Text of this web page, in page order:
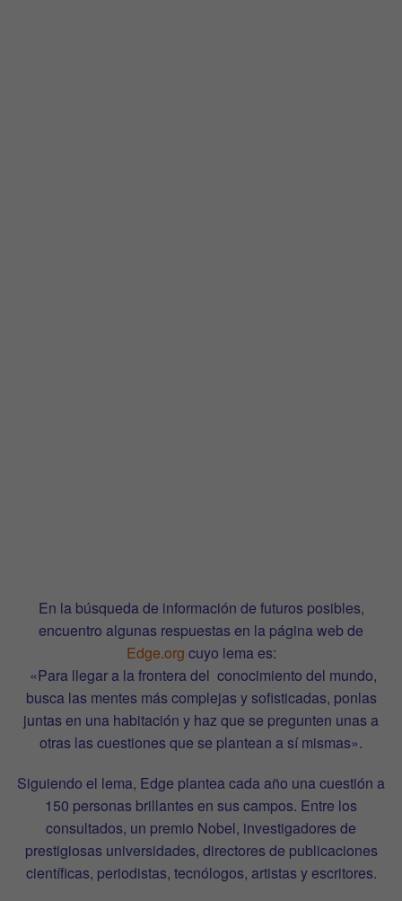
En la búsqueda de información de futuros posibles,
encuentro algunas respuestas en la página web de
Edge.org cuyo lema es:
«Para llegar a la frontera del conocimiento del mundo,
busca las mentes más complejas y sofisticadas, ponlas
juntas en una habitación y haz que se pregunten unas a
otras las cuestiones que se plantean a sí mismas».
Siguiendo el lema, Edge plantea cada año una cuestión a
150 personas brillantes en sus campos. Entre los
consultados, un premio Nobel, investigadores de
prestigiosas universidades, directores de publicaciones
científicas, periodistas, tecnólogos, artistas y escritores.